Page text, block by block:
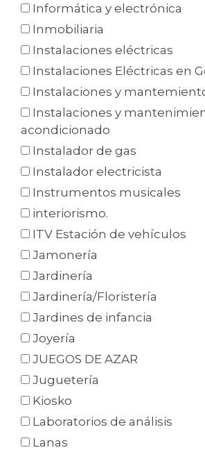
Informática y electrónica
Inmobiliaria
Instalaciones eléctricas
Instalaciones Eléctricas en
Instalaciones y
Instalaciones y
acondicionado
Instalador de gas
Instalador electricista
Instrumentos musicales
interiorismo.
ITV Estación de vehículos
Jamonería
Jardinería
Jardinería/Floristería
Jardines de infancia
Joyería
JUEGOS DE AZAR
Juguetería
Kiosko
Laboratorios de análisis
Lanas